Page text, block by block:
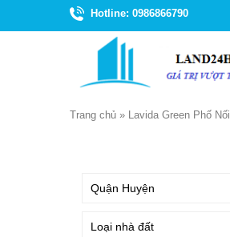
Hotline: 0986866790
Trang chủ » Lavida Green Phố Nối